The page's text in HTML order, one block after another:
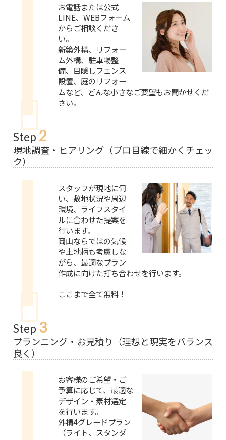
お電話または公式
LINE、WEBフォーム
からご相談くださ
い。
新築外構、リフォー
ム外構、駐車場整
備、目隠しフェンス
設置、庭のリフォー
ムなど、どんな小さなご要望もお聞かせくだ
さい。
Step 2
現地調査・ヒアリング（プロ目線で細かくチェッ
ク）
スタッフが現地に伺
い、敷地状況や周辺
環境、ライフスタイ
ルに合わせた提案を
行います。
岡山ならではの気候
や土地柄も考慮しな
がら、最適なプラン
作成に向けた打ち合わせを行います。
ここまで全て無料！
Step 3
プランニング・お見積り（理想と現実をバランス
良く）
お客様のご希望・ご
予算に応じて、最適な
デザイン・素材選定
を行います。
外構4グレードプラン
（ライト、スタンダ